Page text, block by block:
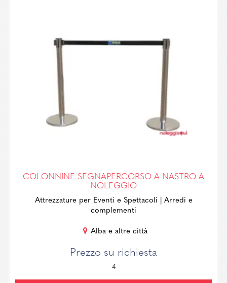
COLONNINE SEGNAPERCORSO A NASTRO A
NOLEGGIO
Attrezzature per Eventi e Spettacoli
| Arredi e
complementi
Alba e altre città
Prezzo su richiesta
4